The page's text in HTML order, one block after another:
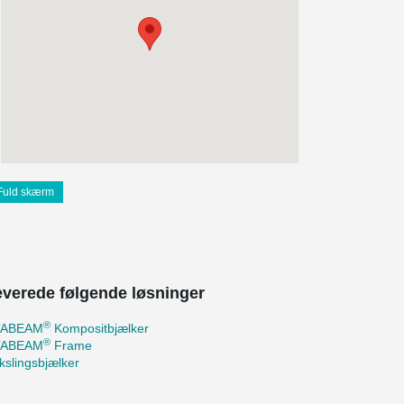
skærm
følgende løsninger
® Kompositbjælker
® Frame